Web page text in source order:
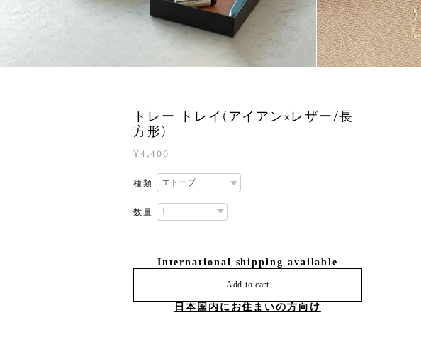
トレー トレイ(アイアン×レザー/長
方形)
¥4,400
種類
数量
International shipping available
Add to cart
日本国内にお住まいの方向け